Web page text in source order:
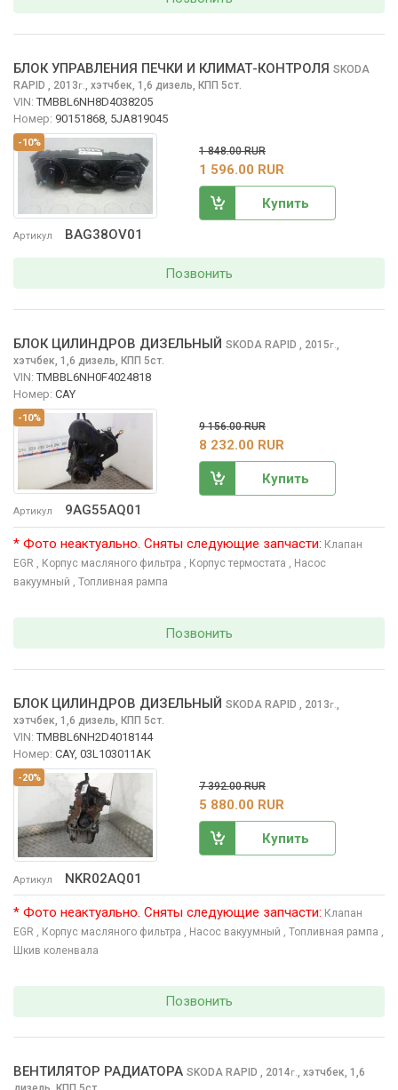
-10%
Артикул BAG38OV01
БЛОК УПРАВЛЕНИЯ ПЕЧКИ И КЛИМАТ-КОНТРОЛЯ SKODA
RAPID
, 2013г. хэтчбек, 1,6 дизель, КПП 5ст.
VIN: TMBBL6NH8D4038205
Номер: 90151868, 5JA819045
1 848.00 RUR
1 596.00 RUR
Купить
Позвонить
-10%
Артикул 9AG55AQ01
БЛОК ЦИЛИНДРОВ ДИЗЕЛЬНЫЙ SKODA RAPID , 2015г.,
хэтчбек, 1,6 дизель, КПП 5ст.
VIN: TMBBL6NH0F4024818
Номер: CAY
9 156.00 RUR
8 232.00 RUR
Купить
* Фото неактуально. Сняты следующие запчасти: Клапан
EGR , Корпус масляного фильтра , Корпус термостата , Насос
вакуумный , Топливная рампа
Позвонить
-20%
Артикул NKR02AQ01
БЛОК ЦИЛИНДРОВ ДИЗЕЛЬНЫЙ SKODA RAPID , 2013г.,
хэтчбек, 1,6 дизель, КПП 5ст.
VIN: TMBBL6NH2D4018144
Номер: CAY, 03L103011AK
7 392.00 RUR
5 880.00 RUR
Купить
* Фото неактуально. Сняты следующие запчасти: Клапан
EGR
, Корпус масляного фильтра , Насос вакуумный , Топливная рампа
Шкив коленвала
Позвонить
ВЕНТИЛЯТОР РАДИАТОРА SKODA RAPID , 2014г., хэтчбек, 1,6